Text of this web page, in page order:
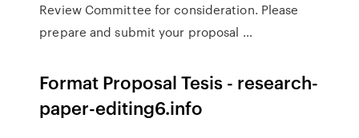
Review Committee for consideration. Please
prepare and submit your proposal …
Format Proposal Tesis - research-
paper-editing6.info